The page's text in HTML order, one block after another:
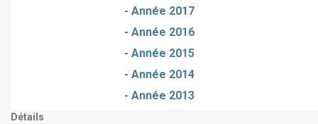
- Année 2017
- Année 2016
- Année 2015
- Année 2014
- Année 2013
Détails